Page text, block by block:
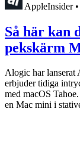
AppleInsider •
Så här kan
pekskärm
Alogic har lanserat
erbjuder tidiga
med macOS
en Mac mini i